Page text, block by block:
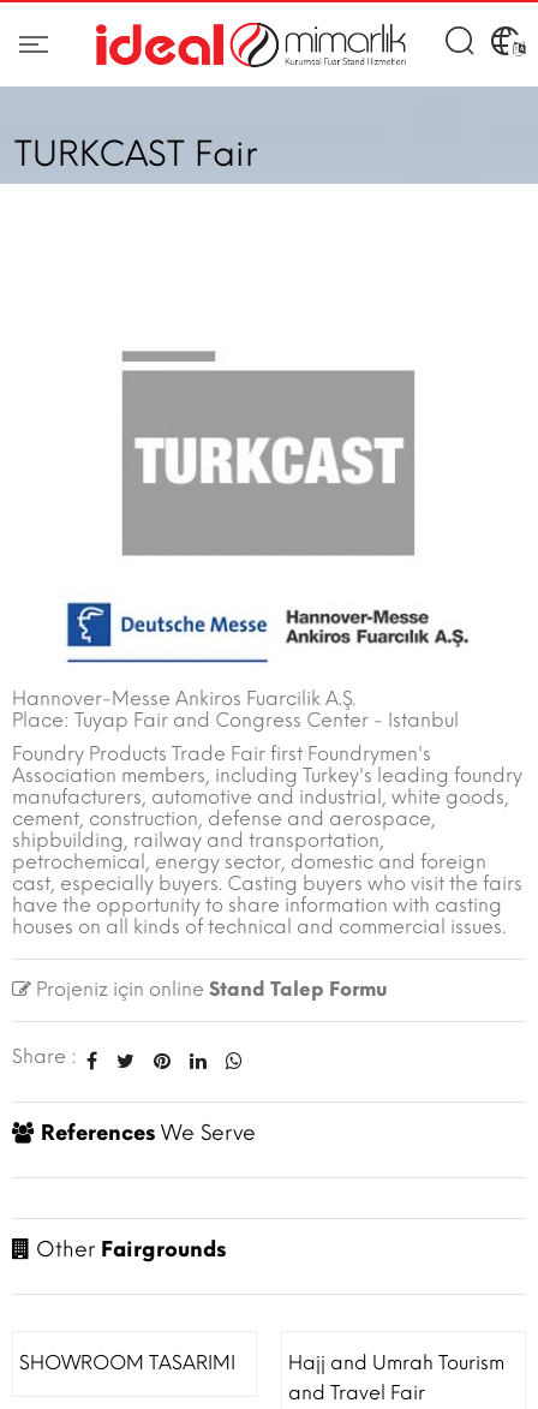
TURKCAST Fair
Hannover-Messe Ankiros Fuarcilik A.Ş.
Place: Tuyap Fair and Congress Center - Istanbul
Foundry Products Trade Fair first Foundrymen's
Association members, including Turkey's leading foundry
manufacturers, automotive and industrial, white goods,
cement, construction, defense and aerospace,
shipbuilding, railway and transportation,
petrochemical, energy sector, domestic and foreign
cast, especially buyers. Casting buyers who visit the fairs
have the opportunity to share information with casting
houses on all kinds of technical and commercial issues.
Projeniz için online Stand Talep Formu
Share :
References We Serve
Other Fairgrounds
SHOWROOM TASARIMI
Hajj and Umrah Tourism
and Travel Fair